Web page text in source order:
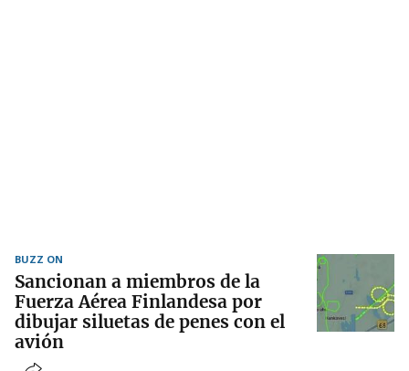
BUZZ ON
Sancionan a miembros de la
Fuerza Aérea Finlandesa por
dibujar siluetas de penes con el
avión